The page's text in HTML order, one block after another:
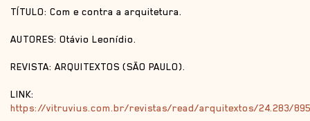
TÍTULO: Com e contra a arquitetura.
AUTORES: Otávio Leonídio.
REVISTA: ARQUITEXTOS (SÃO PAULO).
LINK:
https://vitruvius.com.br/revistas/read/arquitextos/24.283/